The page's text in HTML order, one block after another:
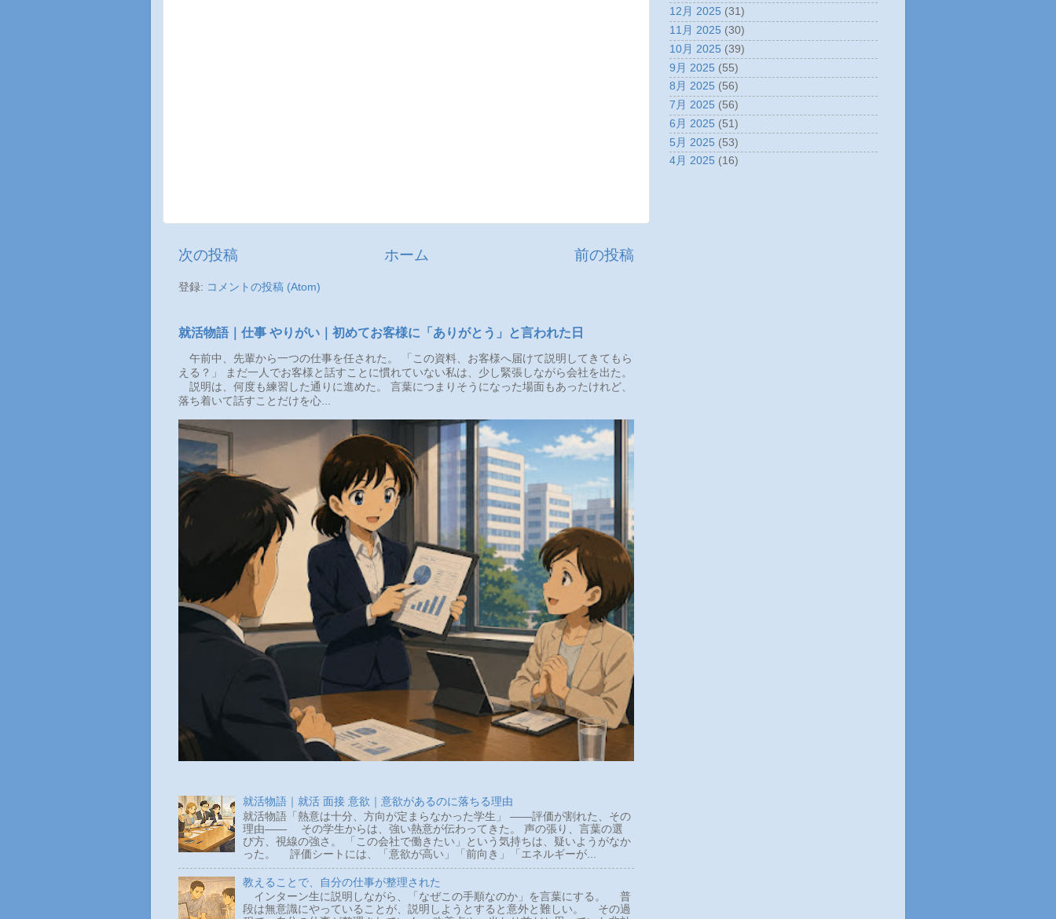
次の投稿 前の投稿
ホーム
登録: コメントの投稿 (Atom)
就活物語｜仕事 やりがい｜初めてお客様に「ありがとう」と言われた日
午前中、先輩から一つの仕事を任された。 「この資料、お客様へ届けて説明してきてもら
える？」 まだ一人でお客様と話すことに慣れていない私は、少し緊張しながら会社を出た。
説明は、何度も練習した通りに進めた。 言葉につまりそうになった場面もあったけれど、
落ち着いて話すことだけを心...
就活物語｜就活 面接 意欲｜意欲があるのに落ちる理由
就活物語「熱意は十分、方向が定まらなかった学生」 ――評価が割れた、その
理由―― その学生からは、強い熱意が伝わってきた。 声の張り、言葉の選
び方、視線の強さ。 「この会社で働きたい」という気持ちは、疑いようがなか
った。 評価シートには、「意欲が高い」「前向き」「エネルギーが...
教えることで、自分の仕事が整理された
インターン生に説明しながら、「なぜこの手順なのか」を言葉にする。 普
段は無意識にやっていることが、説明しようとすると意外と難しい。 その過
12月 2025 (31)
11月 2025 (30)
10月 2025 (39)
9月 2025 (55)
8月 2025 (56)
7月 2025 (56)
6月 2025 (51)
5月 2025 (53)
4月 2025 (16)